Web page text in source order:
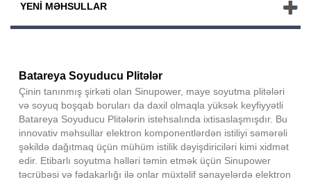
YENI MƏHSULLAR
Batareya Soyuducu Plitələr
Çinin tanınmış şirkəti olan Sinupower, maye soyutma plitələri
və soyuq boşqab boruları da daxil olmaqla yüksək keyfiyyətli
Batareya Soyuducu Plitələrin istehsalında ixtisaslaşmışdır. Bu
innovativ məhsullar elektron komponentlərdən istiliyi səmərəli
şəkildə dağıtmaq üçün mühüm istilik dəyişdiriciləri kimi xidmət
edir. Etibarlı soyutma həlləri təmin etmək üçün Sinupower
təcrübəsi və fədakarlığı ilə onlar müxtəlif sənayelərdə elektron